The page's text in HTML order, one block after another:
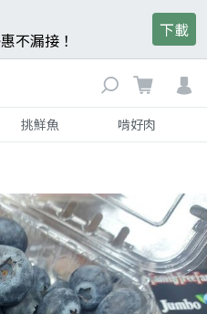
不漏接！
下載
挑鮮魚 啃好肉